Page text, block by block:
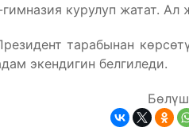
курулуп жатат.
тарабынан
экендигин белгиледи.